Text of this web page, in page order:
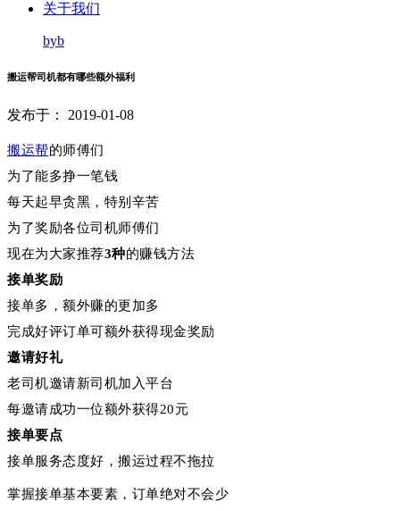
关于我们
byb
搬运帮司机都有哪些额外福利
发布于： 2019-01-08
搬运帮的师傅们
为了能多挣一笔钱
每天起早贪黑，特别辛苦
为了奖励各位司机师傅们
现在为大家推荐3种的赚钱方法
接单奖励
接单多，额外赚的更加多
完成好评订单可额外获得现金奖励
邀请好礼
老司机邀请新司机加入平台
每邀请成功一位额外获得20元
接单要点
接单服务态度好，搬运过程不拖拉
掌握接单基本要素，订单绝对不会少